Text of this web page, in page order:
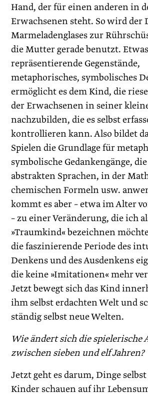
Hand, der für einen anderen in
Erwachsenen steht. So wird der
Marmeladenglases zur
die Mutter gerade benutzt.
repräsentierende Gegenstände,
metaphorisches, symbolisches
ermöglicht es dem Kind, die
der Erwachsenen in seiner
nachzubilden, die es selbst
kontrollieren kann. Also bildet
Spielen die Grundlage für
symbolische Gedankengänge,
abstrakten Sprachen, in der
chemischen Formeln usw.
kommt es aber – etwa im Alter
– zu einer Veränderung, die ich
»Traumkind« bezeichnen
die faszinierende Periode des
Denkens und des Ausdenkens
die keine »Imitationen« mehr
Jetzt bewegt sich das Kind
ihm selbst erdachten Welt und
ständig selbst neue Welten.
Wie ändert sich die
zwischen sieben und elf Jahren?
Jetzt geht es darum, Dinge
Kinder schauen auf ihr